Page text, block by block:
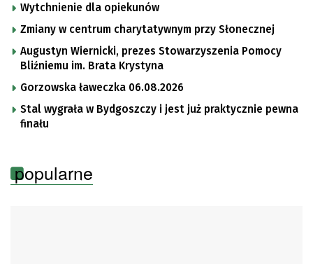
Wytchnienie dla opiekunów
Zmiany w centrum charytatywnym przy Słonecznej
Augustyn Wiernicki, prezes Stowarzyszenia Pomocy
Bliźniemu im. Brata Krystyna
Gorzowska ławeczka 06.08.2026
Stal wygrała w Bydgoszczy i jest już praktycznie pewna
finału
popularne